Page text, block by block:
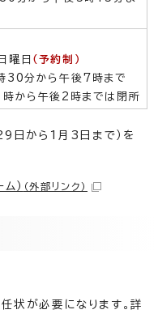
曜日 （予約制）
30分から午後7時まで
から午後2時までは閉所
日から1月3日まで）を
） （外部リンク）
状が必要になります。詳